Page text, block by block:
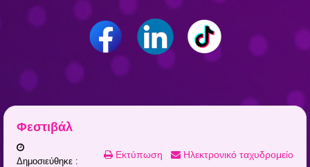
Φεστιβάλ
Εκτύπωση Ηλεκτρονικό ταχυδρομείο
Δημοσιεύθηκε :